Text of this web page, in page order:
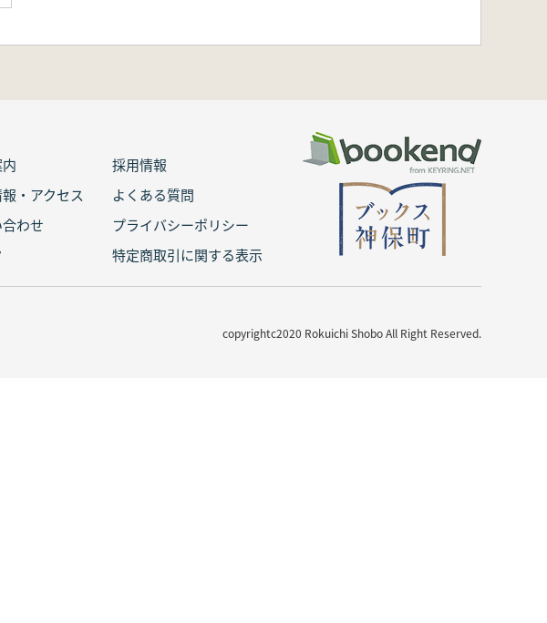
採用情報
・アクセス
よくある質問
わせ
プライバシーポリシー
特定商取引に関する表示
copyrightc2020 Rokuichi Shobo All Right Reserved.